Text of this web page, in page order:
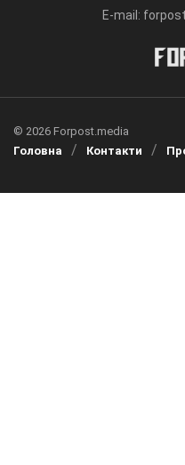
E-mail:
© 2026 Forpost.media
Головна
Контакти